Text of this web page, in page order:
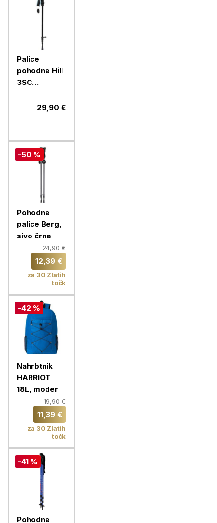
Palice
pohodne Hill
3SC
29,90 €
-50 %
Pohodne
palice Berg,
sivo črne
24,90 €
12,39 €
za 30 Zlatih
točk
-42 %
Nahrbtnik
HARRIOT
18L, moder
19,90 €
11,39 €
za 30 Zlatih
točk
-41 %
Pohodne